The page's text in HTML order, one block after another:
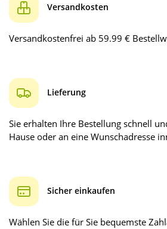
Versandkosten
Versandkostenfrei ab 59.99 €
Lieferung
Sie erhalten Ihre Bestellung schnell
Hause oder an eine Wunschadresse
Sicher einkaufen
Wählen Sie die für Sie bequemste